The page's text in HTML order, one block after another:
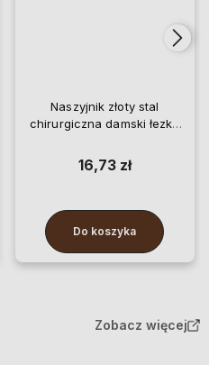
Naszyjnik złoty stal
chirurgiczna damski łezka
16,73 zł
Do koszyka
Zobacz więcej